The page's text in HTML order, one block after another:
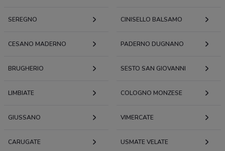
SEREGNO CINISELLO BALSAMO
CESANO MADERNO PADERNO DUGNANO
BRUGHERIO SESTO SAN GIOVANNI
LIMBIATE COLOGNO MONZESE
GIUSSANO VIMERCATE
CARUGATE USMATE VELATE